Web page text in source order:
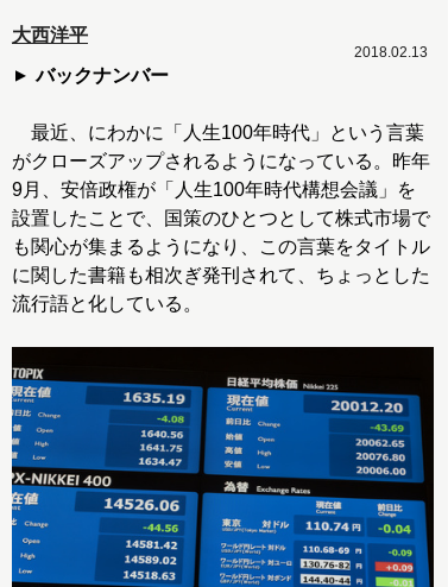
大西洋平
バックナンバー
2018.02.13
最近、にわかに「人生100年時代」という言葉
がクローズアップされるようになっている。昨年
9月、安倍政権が「人生100年時代構想会議」を
設置したことで、国策のひとつとして株式市場で
も関心が集まるようになり、この言葉をタイトル
に関した書籍も相次ぎ発刊されて、ちょっとした
流行語と化している。